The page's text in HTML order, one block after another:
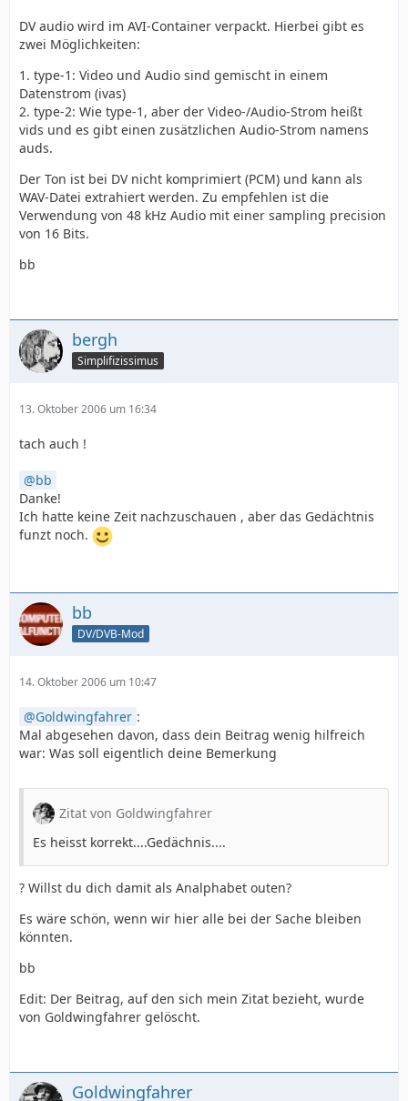
DV audio wird im AVI-Container verpackt. Hierbei gibt es
zwei Möglichkeiten:
1. type-1: Video und Audio sind gemischt in einem
Datenstrom (ivas)
2. type-2: Wie type-1, aber der Video-/Audio-Strom heißt
vids und es gibt einen zusätzlichen Audio-Strom namens
auds.
Der Ton ist bei DV nicht komprimiert (PCM) und kann als
WAV-Datei extrahiert werden. Zu empfehlen ist die
Verwendung von 48 kHz Audio mit einer sampling precision
von 16 Bits.
bb
bergh
Simplifizissimus
13. Oktober 2006 um 16:34
tach auch !
bb
Danke!
Ich hatte keine Zeit nachzuschauen , aber das Gedächtnis
funzt noch.
bb
DV/DVB-Mod
14. Oktober 2006 um 10:47
Goldwingfahrer :
Mal abgesehen davon, dass dein Beitrag wenig hilfreich
war: Was soll eigentlich deine Bemerkung
Zitat von Goldwingfahrer
Es heisst korrekt....Gedächnis....
? Willst du dich damit als Analphabet outen?
Es wäre schön, wenn wir hier alle bei der Sache bleiben
könnten.
bb
Edit: Der Beitrag, auf den sich mein Zitat bezieht, wurde
von Goldwingfahrer gelöscht.
Goldwingfahrer